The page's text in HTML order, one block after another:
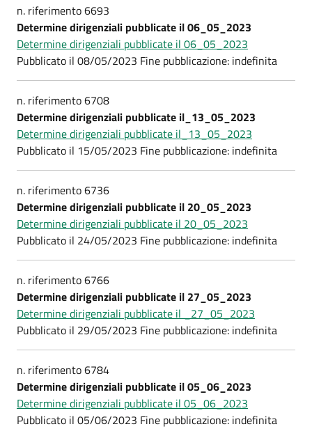
n. riferimento 6693
Determine dirigenziali pubblicate il 06_05_2023
Determine dirigenziali pubblicate il 06_05_2023
Pubblicato il 08/05/2023 Fine pubblicazione: indefinita
n. riferimento 6708
Determine dirigenziali pubblicate il_13_05_2023
Determine dirigenziali pubblicate il_13_05_2023
Pubblicato il 15/05/2023 Fine pubblicazione: indefinita
n. riferimento 6736
Determine dirigenziali pubblicate il 20_05_2023
Determine dirigenziali pubblicate il 20_05_2023
Pubblicato il 24/05/2023 Fine pubblicazione: indefinita
n. riferimento 6766
Determine dirigenziali pubblicate il 27_05_2023
Determine dirigenziali pubblicate il _27_05_2023
Pubblicato il 29/05/2023 Fine pubblicazione: indefinita
n. riferimento 6784
Determine dirigenziali pubblicate il 05_06_2023
Determine dirigenziali pubblicate il 05_06_2023
Pubblicato il 05/06/2023 Fine pubblicazione: indefinita